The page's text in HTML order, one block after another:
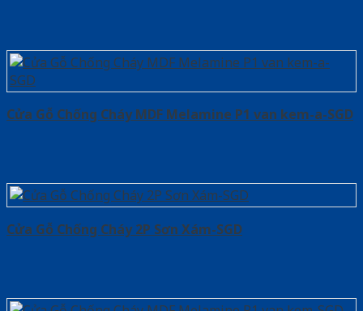
Cửa Gỗ Chống Cháy MDF Melamine P1 van kem-a-SGD
Cửa Gỗ Chống Cháy 2P Sơn Xám-SGD